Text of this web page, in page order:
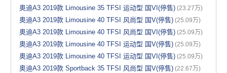
奥迪A3 2019款 Limousine 35 TFSI 运动型 国VI(停售) (23.27万)
奥迪A3 2019款 Limousine 40 TFSI 风尚型 国V(停售) (25.09万)
奥迪A3 2019款 Limousine 40 TFSI 风尚型 国VI(停售) (25.09万)
奥迪A3 2019款 Limousine 40 TFSI 运动型 国V(停售) (25.09万)
奥迪A3 2019款 Limousine 40 TFSI 运动型 国VI(停售) (25.09万)
奥迪A3 2019款 Sportback 35 TFSI 风尚型 国V(停售) (22.67万)